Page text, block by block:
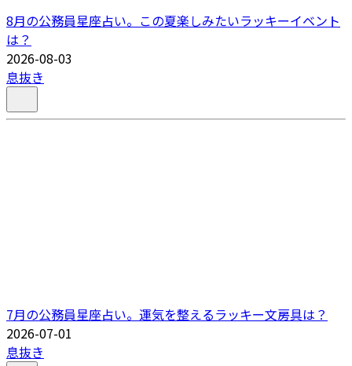
8月の公務員星座占い。この夏楽しみたいラッキーイベント
は？
2026-08-03
息抜き
7月の公務員星座占い。運気を整えるラッキー文房具は？
2026-07-01
息抜き